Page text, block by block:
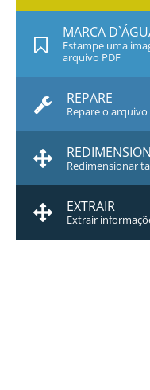
MARCA
Estampe uma
arquivo PDF
REPARE
Repare o
Redimensionar
EXTRAIR
Extrair